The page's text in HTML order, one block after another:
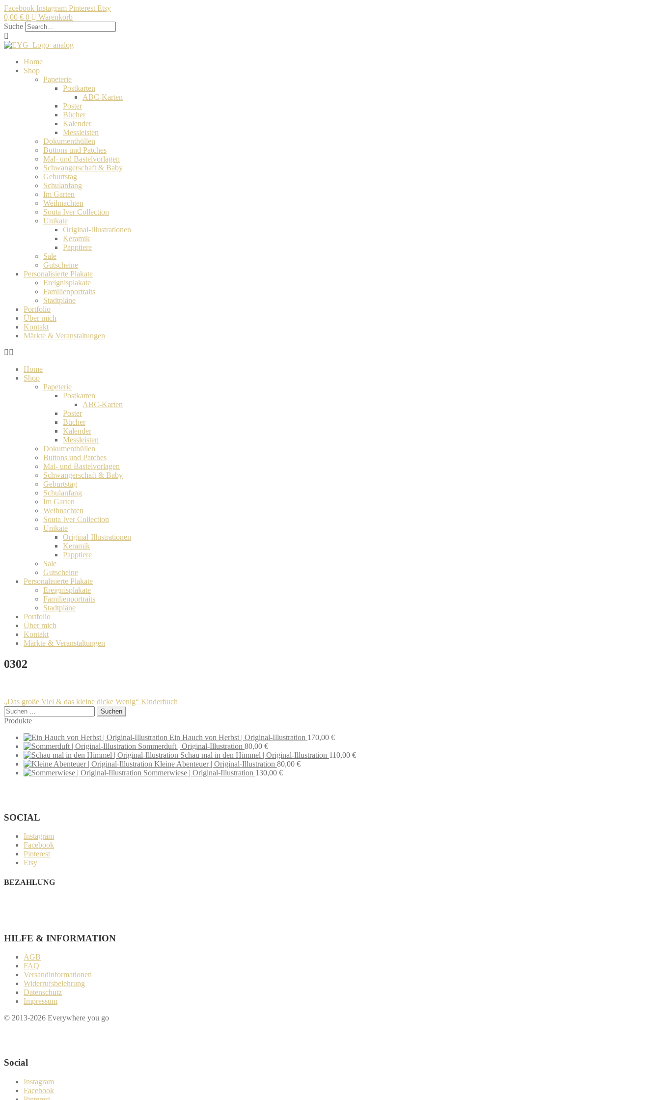
Facebook Instagram Pinterest Etsy
0,00 € 0
Warenkorb
Suche
Home
Shop
Papeterie
Postkarten
ABC-Karten
Poster
Bücher
Kalender
Messleisten
Dokumenthüllen
Buttons und Patches
Mal- und Bastelvorlagen
Schwangerschaft & Baby
Geburtstag
Schulanfang
Im Garten
Weihnachten
Souta Iver Collection
Unikate
Original-Illustrationen
Keramik
Papptiere
Sale
Gutscheine
Personalisierte Plakate
Ereignisplakate
Familienportraits
Stadtpläne
Portfolio
Über mich
Kontakt
Märkte & Veranstaltungen
Home
Shop
Papeterie
Postkarten
ABC-Karten
Poster
Bücher
Kalender
Messleisten
Dokumenthüllen
Buttons und Patches
Mal- und Bastelvorlagen
Schwangerschaft & Baby
Geburtstag
Schulanfang
Im Garten
Weihnachten
Souta Iver Collection
Unikate
Original-Illustrationen
Keramik
Papptiere
Sale
Gutscheine
Personalisierte Plakate
Ereignisplakate
Familienportraits
Stadtpläne
Portfolio
Über mich
Kontakt
Märkte & Veranstaltungen
0302
Beitragsnavigation
Vorheriger
Beitrag:
„Das große Viel & das kleine dicke Wenig“ Kinderbuch
Suchen
nach:
Produkte
Ein Hauch von Herbst | Original-Illustration 170,00 €
Sommerduft | Original-Illustration 80,00 €
Schau mal in den Himmel | Original-Illustration 110,00 €
Kleine Abenteuer | Original-Illustration 80,00 €
Sommerwiese | Original-Illustration 130,00 €
SOCIAL
Instagram
Facebook
Pinterest
Etsy
BEZAHLUNG
HILFE & INFORMATION​
AGB
FAQ
Versandinformationen
Widerrufsbelehrung
Datenschutz
Impressum
© 2013-2026 Everywhere you go
Social
Instagram
Facebook